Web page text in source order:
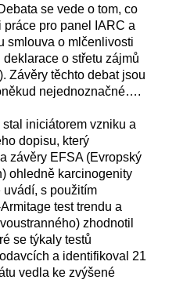
se vede o tom, co
práce pro panel IARC a
smlouva o mlčenlivosti
o střetu zájmů
Závěry těchto debat jsou
nejednoznačné….
iniciátorem vzniku a
dopisu, který
závěry EFSA (Evropský
ohledně karcinogenity
uvádí, s použitím
test trendu a
zhodnotil
se týkaly testů
a identifikoval 21
vedla ke zvýšené